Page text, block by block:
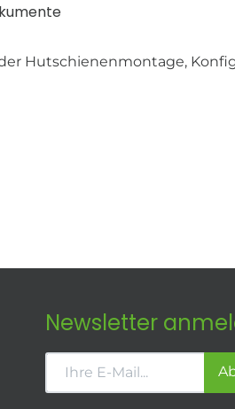
Hutschienenmontage,
Newsletter